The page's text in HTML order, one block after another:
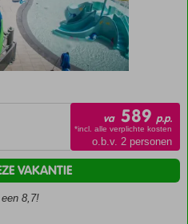
va 589 p.p.
*incl. alle verplichte kosten
o.b.v. 2 personen
een 8,7!
VAKANTIE